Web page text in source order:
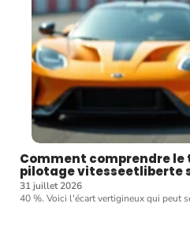
Comment comprendre le
pilotage vitesseetliberte
31 juillet 2026
40 %. Voici l'écart vertigineux qui peut